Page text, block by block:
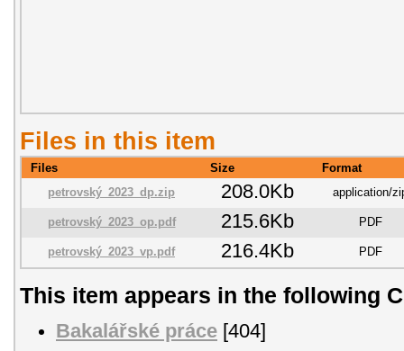
Files in this item
Files Size
Format
petrovský_2023_dp.zip
208.0Kb application/
petrovský_2023_op.pdf 215.6Kb PDF
petrovský_2023_vp.pdf 216.4Kb PDF
This item appears in the following
Bakalářské práce [404]